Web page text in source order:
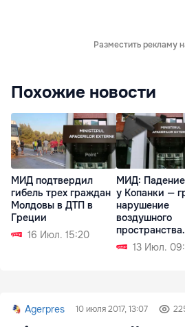
Разместить рекламу
Похожие новости
МИД подтвердил
гибель трех граждан
Молдовы в ДТП в
Греции
16 Июл. 15:20
МИД:
у Копанки —
нарушение
воздушного
пространства
Молдовы
13 Июл.
Agerpres 10 июля 2017, 13:07